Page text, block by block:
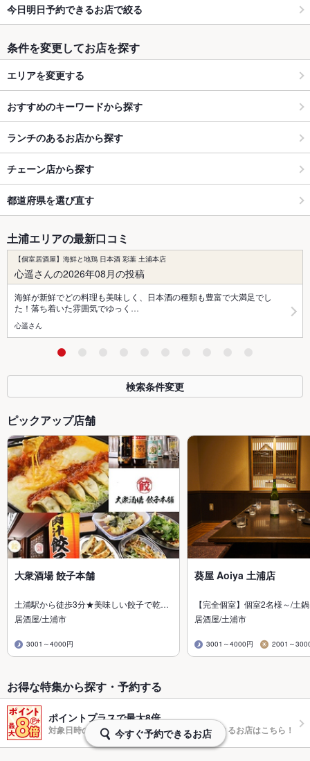
今日明日予約できるお店で絞る
条件を変更してお店を探す
エリアを変更する
おすすめのキーワードから探す
ランチのあるお店から探す
チェーン店から探す
都道府県を選び直す
土浦エリアの最新口コミ
【個室居酒屋】海鮮と地鶏 日本酒 彩葉 土浦本店
心遥さんの2026年08月の投稿
海鮮が新鮮でどの料理も美味しく、日本酒の種類も豊富で大満足でし
た！落ち着いた雰囲気でゆっく…
心遥さん
検索条件変更
ピックアップ店舗
大衆酒場 餃子本舗
土浦駅から徒歩3分★美味しい餃子で乾…
居酒屋/土浦市
3001～4000円
葵屋 Aoiya 土浦店
【完全個室】個室2名様～/土
居酒屋/土浦市
3001～4000円 2001～
お得な特集から探す・予約する
ポイントプラスで最大8倍
対象日時のネット予約でポイントが最大8倍たまるお店はこちら！
今すぐ予約できるお店